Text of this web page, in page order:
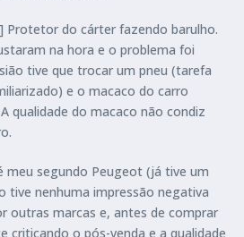
Protetor do cárter fazendo barulho.
na hora e o problema foi
tive que trocar um pneu (tarefa
e o macaco do carro
qualidade do macaco não condiz
meu segundo Peugeot (já tive um
tive nenhuma impressão negativa
outras marcas e, antes de comprar
criticando o pós-venda e a qualidade